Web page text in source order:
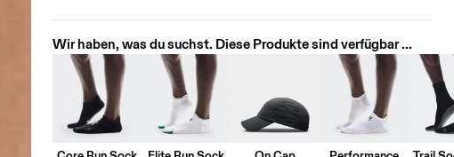
Wir haben, was du suchst. Diese Produkte sind verfügbar ...